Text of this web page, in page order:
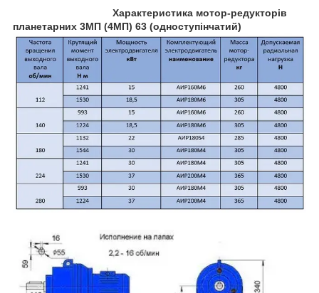
Характеристика мотор-редукторів
планетарних 3МП (4МП) 63 (одноступінчатий)